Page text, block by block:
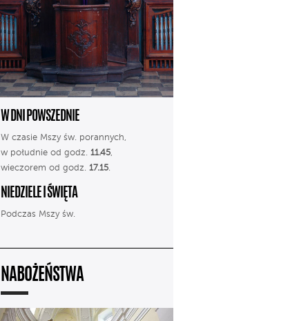
W DNI POWSZEDNIE
W czasie Mszy św. porannych,
w południe od godz. 11.45,
wieczorem od godz. 17.15.
NIEDZIELE I ŚWIĘTA
Podczas Mszy św.
NABOŻEŃSTWA